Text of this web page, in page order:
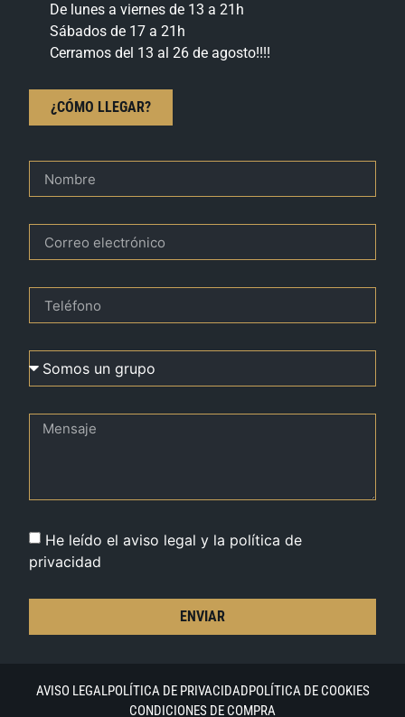
De lunes a viernes de 13 a 21h
Sábados de 17 a 21h
Cerramos del 13 al 26 de agosto!!!!
¿CÓMO LLEGAR?
He leído el aviso legal y la política de
privacidad
ENVIAR
AVISO LEGALPOLÍTICA DE PRIVACIDADPOLÍTICA DE COOKIES
CONDICIONES DE COMPRA